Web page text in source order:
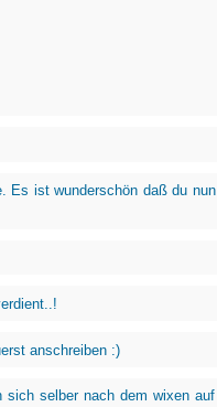
Es ist wunderschön daß du nun
anschreiben :)
sich selber nach dem wixen auf